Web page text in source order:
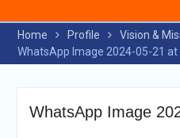
Home Profile
Vision &
WhatsApp Image 2024-05-21 at
WhatsApp Image